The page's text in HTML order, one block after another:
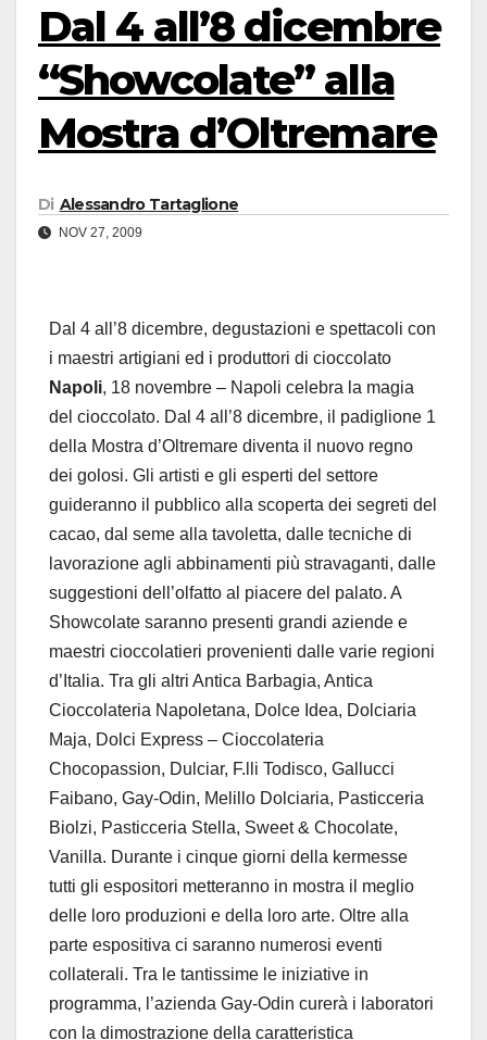
Dal 4 all’8 dicembre
“Showcolate” alla
Mostra d’Oltremare
Di Alessandro Tartaglione
NOV 27, 2009
Dal 4 all’8 dicembre, degustazioni e spettacoli con
i maestri artigiani ed i produttori di cioccolato
Napoli, 18 novembre – Napoli celebra la magia
del cioccolato. Dal 4 all’8 dicembre, il padiglione 1
della Mostra d’Oltremare diventa il nuovo regno
dei golosi. Gli artisti e gli esperti del settore
guideranno il pubblico alla scoperta dei segreti del
cacao, dal seme alla tavoletta, dalle tecniche di
lavorazione agli abbinamenti più stravaganti, dalle
suggestioni dell’olfatto al piacere del palato. A
Showcolate saranno presenti grandi aziende e
maestri cioccolatieri provenienti dalle varie regioni
d’Italia. Tra gli altri Antica Barbagia, Antica
Cioccolateria Napoletana, Dolce Idea, Dolciaria
Maja, Dolci Express – Cioccolateria
Chocopassion, Dulciar, F.lli Todisco, Gallucci
Faibano, Gay-Odin, Melillo Dolciaria, Pasticceria
Biolzi, Pasticceria Stella, Sweet & Chocolate,
Vanilla. Durante i cinque giorni della kermesse
tutti gli espositori metteranno in mostra il meglio
delle loro produzioni e della loro arte. Oltre alla
parte espositiva ci saranno numerosi eventi
collaterali. Tra le tantissime le iniziative in
programma, l’azienda Gay-Odin curerà i laboratori
con la dimostrazione della caratteristica